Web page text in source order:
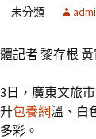
未分類
體記者 黎存根
日，廣東文旅
包養網溫、白
彩。